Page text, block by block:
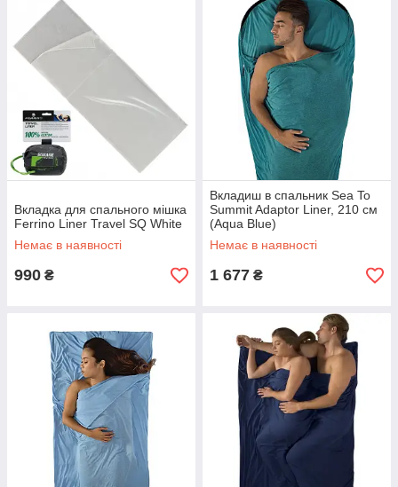
Вкладка для спального мішка
Ferrino Liner Travel SQ White
Немає в наявності
990 ₴
Вкладиш в спальник Sea To
Summit Adaptor Liner, 210 см
(Aqua Blue)
Немає в наявності
1 677 ₴